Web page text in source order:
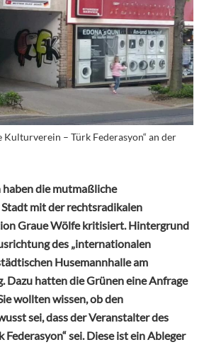
Kulturverein – Türk Federasyon“ an der
die mutmaßliche
mit der rechtsradikalen
Graue Wölfe kritisiert. Hintergrund
des „internationalen
Husemannhalle am
Dazu hatten die Grünen eine Anfrage
wollten wissen, ob den
sei, dass der Veranstalter des
Federasyon“ sei. Diese ist ein Ableger